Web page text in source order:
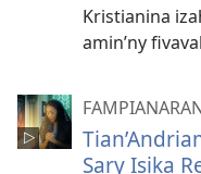
Kristianina
amin’ny
Sary Isika